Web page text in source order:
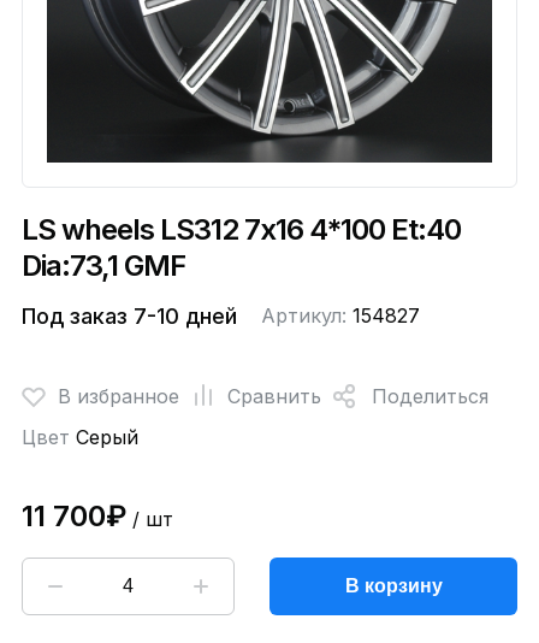
LS wheels LS312 7x16 4*100 Et:40
Dia:73,1 GMF
Под заказ 7-10 дней Артикул: 154827
В избранное Сравнить
Поделиться
Цвет Серый
11 700₽/ шт
В корзину